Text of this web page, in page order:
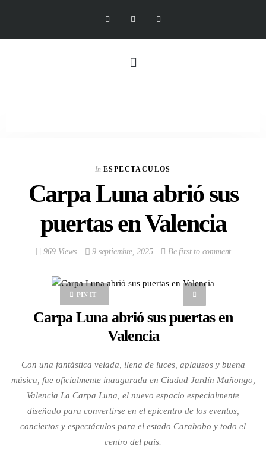
In ESPECTACULOS
Carpa Luna abrió sus
puertas en Valencia
969 Views 9 septiembre, 2025 Be first to comment
PIN IT
Carpa Luna abrió sus puertas en
Valencia
Con una fantástica velada, llena de luces, aplausos y buena
música, fue oficialmente inaugurada en Ciudad Jardín Mañongo,
Valencia La Carpa Luna, el nuevo espacio especialmente
diseñado para convertirse en el epicentro de los eventos,
conciertos y espectáculos para el estado Carabobo y todo el
centro del país.